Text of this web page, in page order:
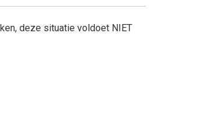
deze situatie voldoet NIET